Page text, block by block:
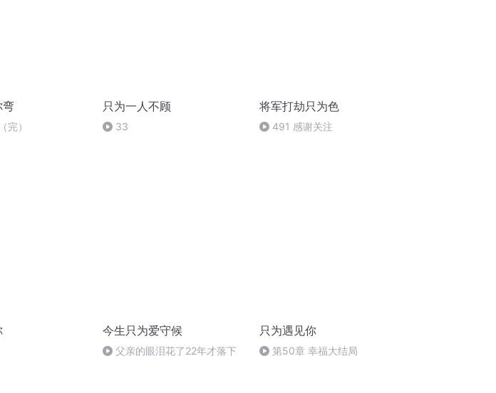
弯
完）
只为一人不顾
33
将军打劫只为色
491 感谢关注
今生只为爱守候
父亲的眼泪花了22年才落下
只为遇见你
第50章 幸福大结局